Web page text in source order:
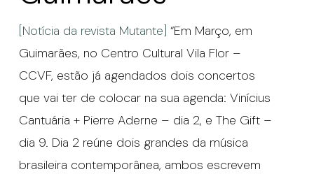
[Notícia da revista Mutante] “Em Março, em
Guimarães, no Centro Cultural Vila Flor –
CCVF, estão já agendados dois concertos
que vai ter de colocar na sua agenda: Vinícius
Cantuária + Pierre Aderne – dia 2, e The Gift –
dia 9. Dia 2 reúne dois grandes da música
brasileira contemporânea, ambos escrevem